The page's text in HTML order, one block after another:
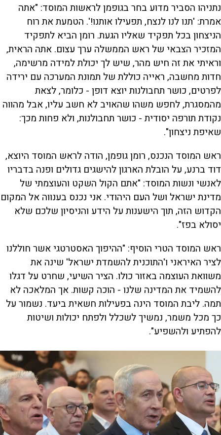
נתניהו הסביר מדוע בחר בגופמן לראשות המוסד: "אתה
אמרת: 'תנו לנו לנצח, תפעילו אותנו!'. הטמעת את רוח
הניצחון בכל תפקיד שאליו הגעת. רומן הביא לתפקיד
המזכיר הצבאי של ראש הממשלה ערך עצום. אתה הראית,
וראיתי את זה חיש מהר, שיש לך יכולת למידה מרשימה,
חדות מחשבה, ראייה כוללת של תמונת המערכה עם ירידה
לפרטים, כושר תחבולנות יוצא דופן - כלומר, לצאת
מהמסגרת, לחפש משהו שהאויב לא חשב עליו, אבל מהווה
נקודת תורפה יסודית - כושר תחבולנות, ולא פחות מכך:
שאיפת ניצחון".
ראש המוסד הנכנס, רומן גופמן, הודה לראש המוסד היוצא,
דוד ברנע, על הובלת הארגון להישגים גדולים ופנה בדבריו
לאנשי ונשות המוסד: "אתם הקול השקט והעוצמתי של
מדינת ישראל ושל העם היהודי. אני נכנס בענווה אל המקום
הקדוש הזה, תוך הישענות על הידע והניסיון שלכם שלא
יסולא בפז".
ראש המוסד הטרי הוסיף: "ההיפוך האסטרטגי אשר חוללנו
לציר האיראני ו'התוכנית להשמדת ישראל' שינה את
משוואת העוצמה באזור כולו. הציר השיעי, שחרט על דגלו
להשמיד את המדינה שלנו - הוכה קשות. אך המלאכה לא
תמה. ליבת המוסד הינה בפעילות חשאית ביעד. נשמור על
כך מכל משמר, נמשיך לשכלל ולפתח יכולות ושיטות
להפתיע ולהשפיע".